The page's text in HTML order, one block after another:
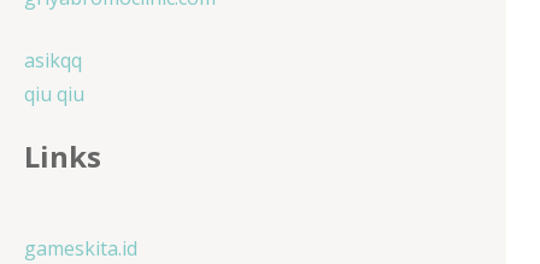
asikqq
qiu qiu
Links
gameskita.id